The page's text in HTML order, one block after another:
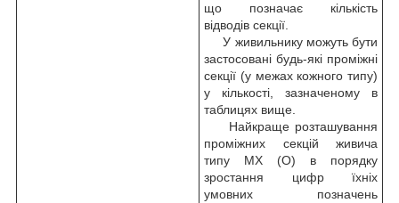
що позначає кількість
відводів секції.
У живильнику можуть бути
застосовані будь-які проміжні
секції (у межах кожного типу)
у кількості, зазначеному в
таблицях вище.
Найкраще розташування
проміжних секцій живича
типу МХ (О) в порядку
зростання цифр їхніх
умовних позначень